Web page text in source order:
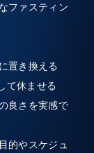
ファスティン
置き換える
て休ませる
良さを実感で
的やスケジュ